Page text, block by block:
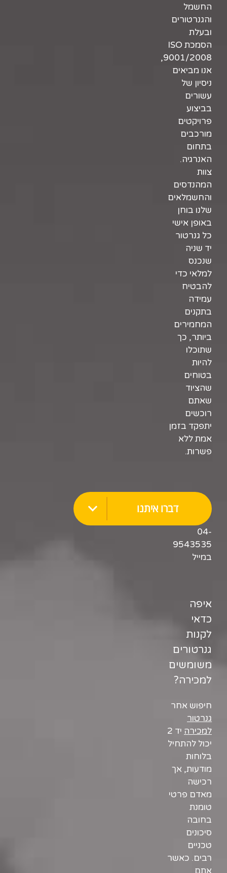
החשמל
והגנרטורים
ובעלת
הסמכת ISO
9001/2008,
אנו מביאים
ניסיון של
עשורים
בביצוע
פרויקטים
מורכבים
בתחום
האנרגיה.
צוות
המהנדסים
והחשמלאים
שלנו בוחן
באופן אישי
כל גנרטור
יד שניה
שנכנס
למלאי כדי
להבטיח
עמידה
בתקנים
המחמירים
ביותר, כך
שתוכלו
להיות
בטוחים
שהציוד
שאתם
רוכשים
יתפקד בזמן
אמת ללא
פשרות.
דברו איתנו
04-
9543535
במייל
איפה
כדאי
לקנות
גנרטורים
משומשים
למכירה?
חיפוש אחר
גנרטור
למכירה
יד 2
יכול להתחיל
בלוחות
מודעות, אך
רכישה
מאדם פרטי
טומנת
בחובה
סיכונים
טכניים
רבים. כאשר
אתם